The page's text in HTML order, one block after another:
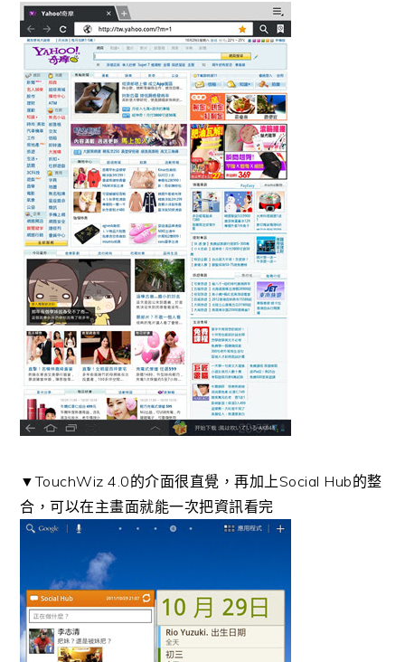
▼TouchWiz 4.0的介面很直覺，再加上Social Hub的整
合，可以在主畫面就能一次把資訊看完